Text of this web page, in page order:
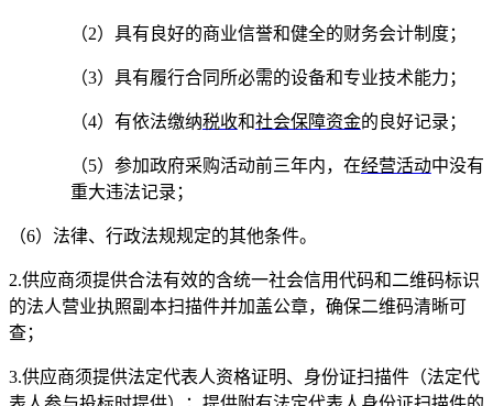
（2）具有良好的商业信誉和健全的财务会计制度；
（3）具有履行合同所必需的设备和专业技术能力；
（4）有依法缴纳税收和社会保障资金的良好记录；
（5）参加政府采购活动前三年内，在经营活动中没有
重大违法记录；
（6）法律、行政法规规定的其他条件。
2.供应商须提供合法有效的含统一社会信用代码和二维码标识
的法人营业执照副本扫描件并加盖公章，确保二维码清晰可
查；
3.供应商须提供法定代表人资格证明、身份证扫描件（法定代